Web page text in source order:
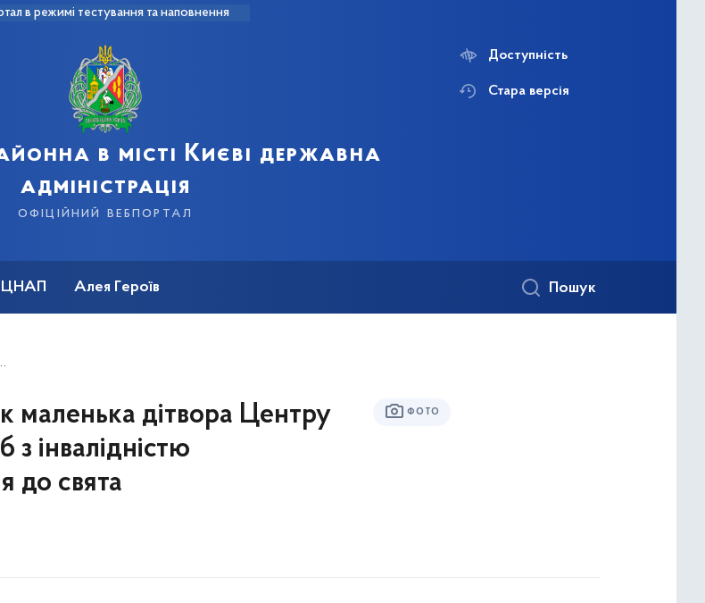
в режимі тестування та наповнення
в місті Києві державна
адміністрація
офіційний вебпортал
Доступність
Стара версія
ЦНАП Алея Героїв Пошук
маленька дітвора Центру
з інвалідністю
до свята
ФОТО